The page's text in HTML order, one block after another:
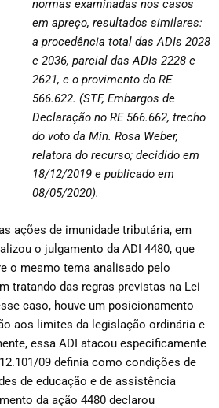
normas examinadas nos casos
em apreço, resultados similares:
a procedência total das ADIs 2028
e 2036, parcial das ADIs 2228 e
2621, e o provimento do RE
566.622. (STF, Embargos de
Declaração no RE 566.662, trecho
do voto da Min. Rosa Weber,
relatora do recurso; decidido em
18/12/2019 e publicado em
08/05/2020).
ações de imunidade tributária, em
o julgamento da ADI 4480, que
o mesmo tema analisado pelo
tratando das regras previstas na Lei
caso, houve um posicionamento
aos limites da legislação ordinária e
essa ADI atacou especificamente
09 definia como condições de
de educação e de assistência
da ação 4480 declarou